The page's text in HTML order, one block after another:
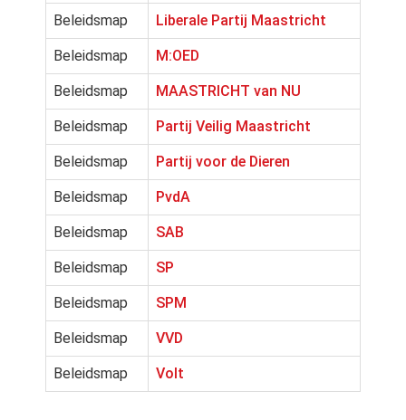
Beleidsmap Liberale Partij Maastricht
Beleidsmap M:OED
Beleidsmap MAASTRICHT van NU
Beleidsmap Partij Veilig Maastricht
Beleidsmap Partij voor de Dieren
Beleidsmap PvdA
Beleidsmap SAB
Beleidsmap SP
Beleidsmap SPM
Beleidsmap VVD
Beleidsmap Volt